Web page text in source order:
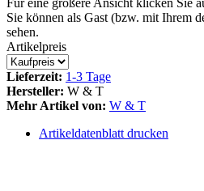
Sie können als Gast (bzw. mit Ihrem
sehen.
Artikelpreis
Lieferzeit: 1-3 Tage
Hersteller: W & T
Mehr Artikel von: W & T
Artikeldatenblatt drucken